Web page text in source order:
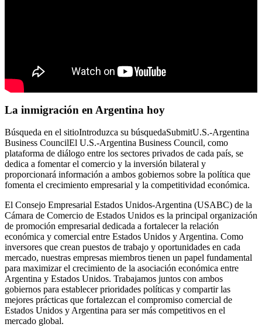
La inmigración en Argentina hoy
Búsqueda en el sitioIntroduzca su búsquedaSubmitU.S.-Argentina
Business CouncilEl U.S.-Argentina Business Council, como
plataforma de diálogo entre los sectores privados de cada país, se
dedica a fomentar el comercio y la inversión bilateral y
proporcionará información a ambos gobiernos sobre la política que
fomenta el crecimiento empresarial y la competitividad económica.
El Consejo Empresarial Estados Unidos-Argentina (USABC) de la
Cámara de Comercio de Estados Unidos es la principal organización
de promoción empresarial dedicada a fortalecer la relación
económica y comercial entre Estados Unidos y Argentina. Como
inversores que crean puestos de trabajo y oportunidades en cada
mercado, nuestras empresas miembros tienen un papel fundamental
para maximizar el crecimiento de la asociación económica entre
Argentina y Estados Unidos. Trabajamos juntos con ambos
gobiernos para establecer prioridades políticas y compartir las
mejores prácticas que fortalezcan el compromiso comercial de
Estados Unidos y Argentina para ser más competitivos en el
mercado global.